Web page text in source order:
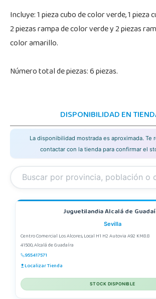
Incluye: 1 pieza cubo de color verde, 1 pieza
2 piezas rampa de color verde y 2 piezas
color amarillo.
Número total de piezas: 6 piezas.
DISPONIBILIDAD EN
La disponibilidad mostrada es aproximada. Te
contactar con la tienda para confirmar el
Juguetilandia Alcalá de
Sevilla
Centro Comercial Los Alcores, Local H1 H2 Autovia A92 KM8.8
41500, Alcalá de Guadaíra
955417571
Localizar Tienda
STOCK DISPONIBLE